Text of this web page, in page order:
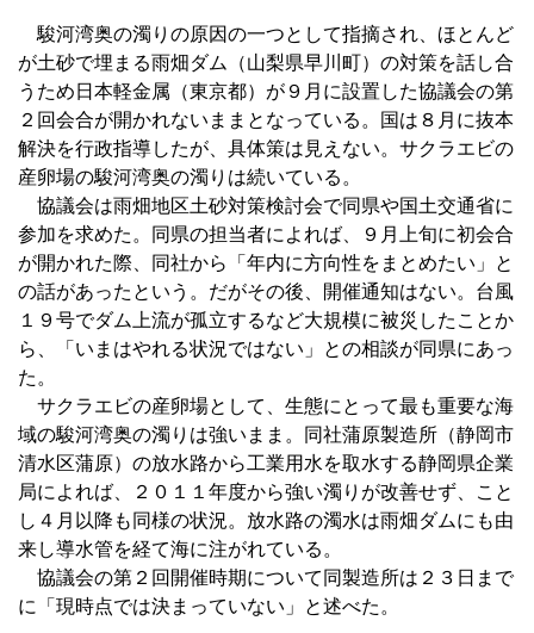
駿河湾奥の濁りの原因の一つとして指摘され、ほとんど
が土砂で埋まる雨畑ダム（山梨県早川町）の対策を話し合
うため日本軽金属（東京都）が９月に設置した協議会の第
２回会合が開かれないままとなっている。国は８月に抜本
解決を行政指導したが、具体策は見えない。サクラエビの
産卵場の駿河湾奥の濁りは続いている。
協議会は雨畑地区土砂対策検討会で同県や国土交通省に
参加を求めた。同県の担当者によれば、９月上旬に初会合
が開かれた際、同社から「年内に方向性をまとめたい」と
の話があったという。だがその後、開催通知はない。台風
１９号でダム上流が孤立するなど大規模に被災したことか
ら、「いまはやれる状況ではない」との相談が同県にあっ
た。
サクラエビの産卵場として、生態にとって最も重要な海
域の駿河湾奥の濁りは強いまま。同社蒲原製造所（静岡市
清水区蒲原）の放水路から工業用水を取水する静岡県企業
局によれば、２０１１年度から強い濁りが改善せず、こと
し４月以降も同様の状況。放水路の濁水は雨畑ダムにも由
来し導水管を経て海に注がれている。
協議会の第２回開催時期について同製造所は２３日まで
に「現時点では決まっていない」と述べた。